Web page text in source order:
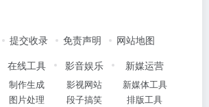
提交收录 免责声明
网站地图
在线工具
制作生成
图片处理
影音娱乐
影视网站
段子搞笑
新媒运营
新媒体工具
排版工具